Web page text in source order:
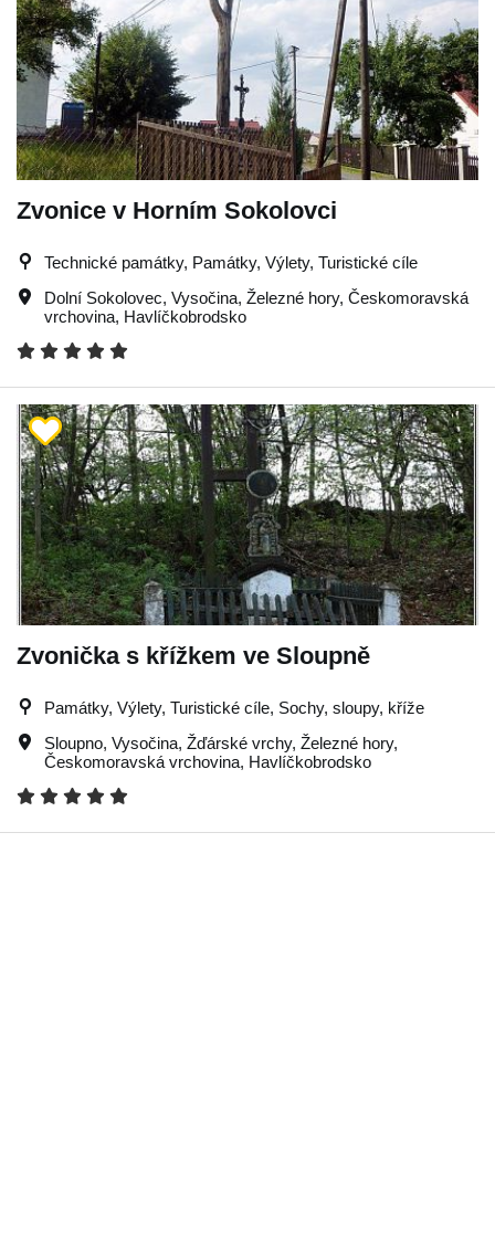
Zvonice v Horním Sokolovci
Technické památky, Památky, Výlety, Turistické cíle
Dolní Sokolovec, Vysočina, Železné hory, Českomoravská
vrchovina, Havlíčkobrodsko
Zvonička s křížkem ve Sloupně
Památky, Výlety, Turistické cíle, Sochy, sloupy, kříže
Sloupno, Vysočina, Žďárské vrchy, Železné hory,
Českomoravská vrchovina, Havlíčkobrodsko